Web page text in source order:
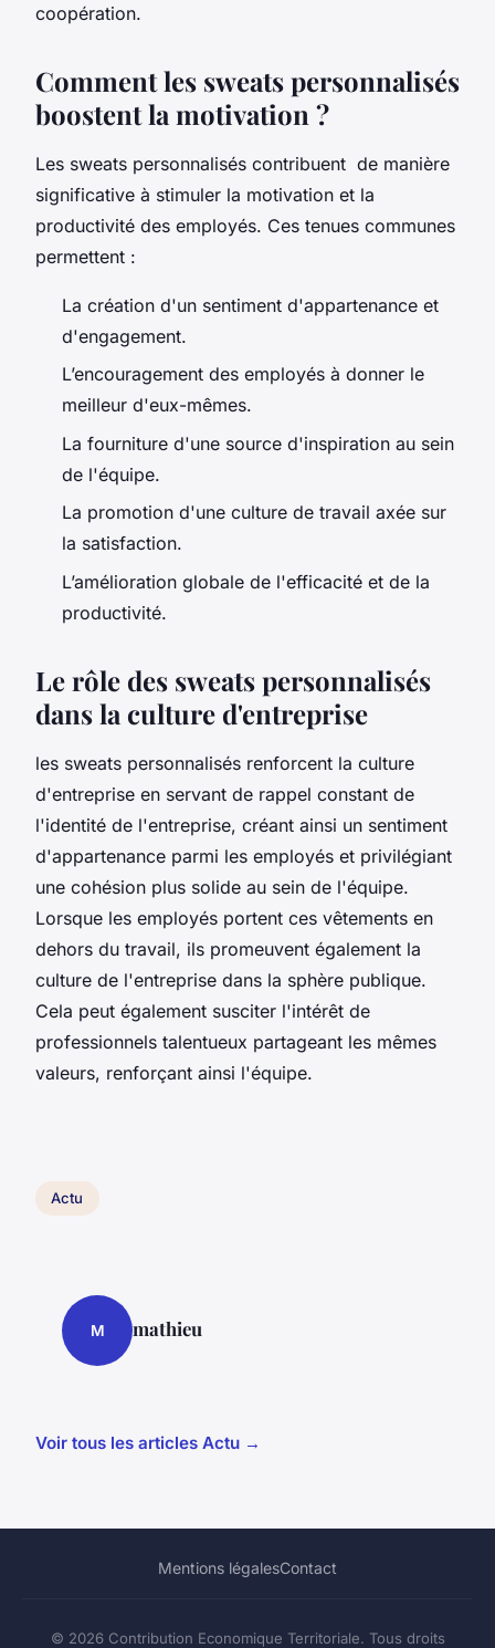
coopération.
Comment les sweats personnalisés
boostent la motivation ?
Les sweats personnalisés contribuent de manière
significative à stimuler la motivation et la
productivité des employés. Ces tenues communes
permettent :
La création d'un sentiment d'appartenance et
d'engagement.
L’encouragement des employés à donner le
meilleur d'eux-mêmes.
La fourniture d'une source d'inspiration au sein
de l'équipe.
La promotion d'une culture de travail axée sur
la satisfaction.
L’amélioration globale de l'efficacité et de la
productivité.
Le rôle des sweats personnalisés
dans la culture d'entreprise
les sweats personnalisés renforcent la culture
d'entreprise en servant de rappel constant de
l'identité de l'entreprise, créant ainsi un sentiment
d'appartenance parmi les employés et privilégiant
une cohésion plus solide au sein de l'équipe.
Lorsque les employés portent ces vêtements en
dehors du travail, ils promeuvent également la
culture de l'entreprise dans la sphère publique.
Cela peut également susciter l'intérêt de
professionnels talentueux partageant les mêmes
valeurs, renforçant ainsi l'équipe.
Actu
M mathieu
Voir tous les articles Actu →
Mentions légalesContact
© 2026 Contribution Economique Territoriale. Tous droits